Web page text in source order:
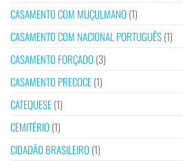
CASAMENTO COM MUÇULMANO (1)
CASAMENTO COM NACIONAL PORTUGUÊS(1)
CASAMENTO FORÇADO (3)
CASAMENTO PRECOCE(1)
CATEQUESE(1)
CEMITÉRIO (1)
CIDADÃO BRASILEIRO (1)